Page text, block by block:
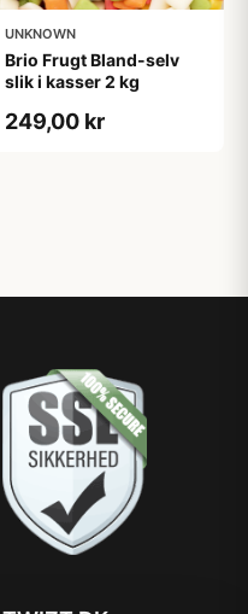
UNKNOWN
Brio Frugt Bland-selv
slik i kasser 2 kg
249,00 kr